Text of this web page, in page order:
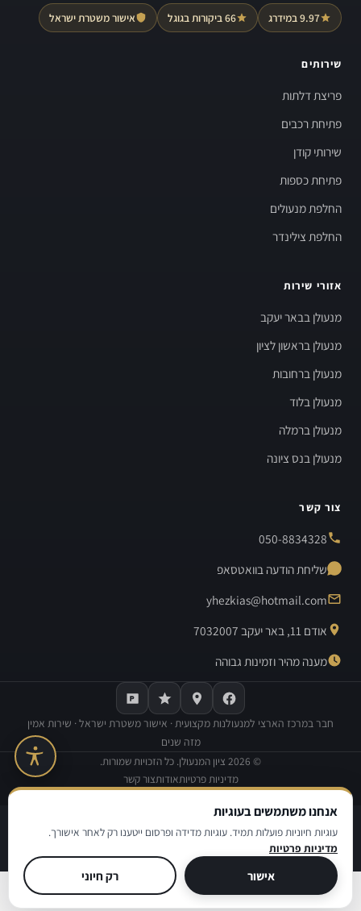
9.97 במידרג 66 ביקורות בגוגל אישור משטרת ישראל
שירותים
פריצת דלתות
פתיחת רכבים
שירותי קודן
פתיחת כספות
החלפת מנעולים
החלפת צילינדר
אזורי שירות
מנעולן בבאר יעקב
מנעולן בראשון לציון
מנעולן ברחובות
מנעולן בלוד
מנעולן ברמלה
מנעולן בנס ציונה
צור קשר
050-8834328
שליחת הודעה בוואטסאפ
yhezkias@hotmail.com
אודם 11, באר יעקב 7032007
מענה מהיר וזמינות גבוהה
חבר במרכז הארצי למנעולנות מקצועית · אישור משטרת ישראל · שירות אמין
מזה שנים
©
2026 ציון המנעולן. כל הזכויות שמורות.
מדיניות פרטיותאודותצור קשר
מדיניות פרטיות | תנאי שימוש | הצהרת נגישות
© ציון המנעולן
אנחנו משתמשים בעוגיות
עוגיות חיוניות פועלות תמיד. עוגיות מדידה ופרסום ייטענו רק לאחר אישורך.
מדיניות פרטיות
אישור רק חיוני